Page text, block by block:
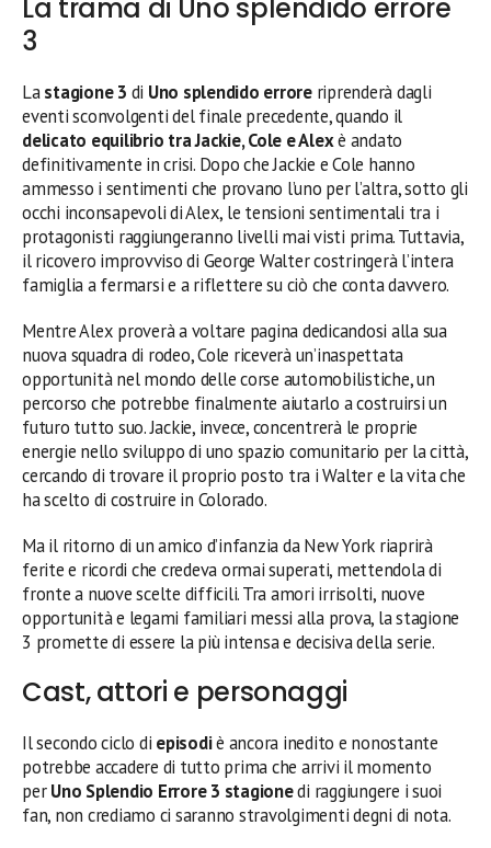
La trama di Uno splendido errore
3
Lastagione 3 di Uno splendido erroreriprenderà dagli
eventi sconvolgenti del finale precedente, quando il
delicato equilibrio tra Jackie, Cole e Alexè andato
definitivamente in crisi. Dopo che Jackie e Cole hanno
ammesso i sentimenti che provano l’uno per l’altra, sotto gli
occhi inconsapevoli di Alex, le tensioni sentimentali tra i
protagonisti raggiungeranno livelli mai visti prima. Tuttavia,
il ricovero improvviso di George Walter costringerà l’intera
famiglia a fermarsi e a riflettere su ciò che conta davvero.
Mentre Alex proverà a voltare pagina dedicandosi alla sua
nuova squadra di rodeo, Cole riceverà un’inaspettata
opportunità nel mondo delle corse automobilistiche, un
percorso che potrebbe finalmente aiutarlo a costruirsi un
futuro tutto suo. Jackie, invece, concentrerà le proprie
energie nello sviluppo di uno spazio comunitario per la città,
cercando di trovare il proprio posto tra i Walter e la vita che
ha scelto di costruire in Colorado.
Ma il ritorno di un amico d’infanzia da New York riaprirà
ferite e ricordi che credeva ormai superati, mettendola di
fronte a nuove scelte difficili. Tra amori irrisolti, nuove
opportunità e legami familiari messi alla prova, la stagione
3 promette di essere la più intensa e decisiva della serie.
Cast, attori e personaggi
Il secondo ciclo di episodiè ancora inedito e nonostante
potrebbe accadere di tutto prima che arrivi il momento
perUno Splendio Errore 3 stagionedi raggiungere i suoi
fan, non crediamo ci saranno stravolgimenti degni di nota.